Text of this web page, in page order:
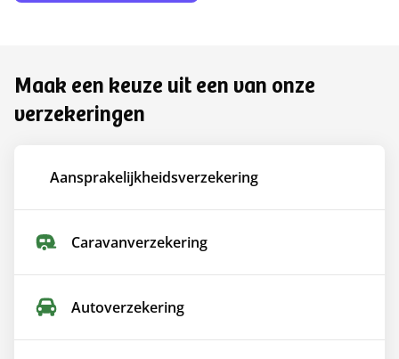
Maak een keuze uit een van onze
verzekeringen
Aansprakelijkheids­verzekering
Caravan­verzekering
Auto­verzekering